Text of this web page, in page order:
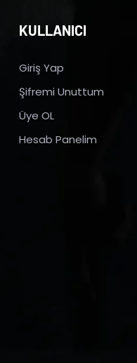
KULLANICI
Giriş Yap
Şifremi Unuttum
Üye OL
Hesab Panelim